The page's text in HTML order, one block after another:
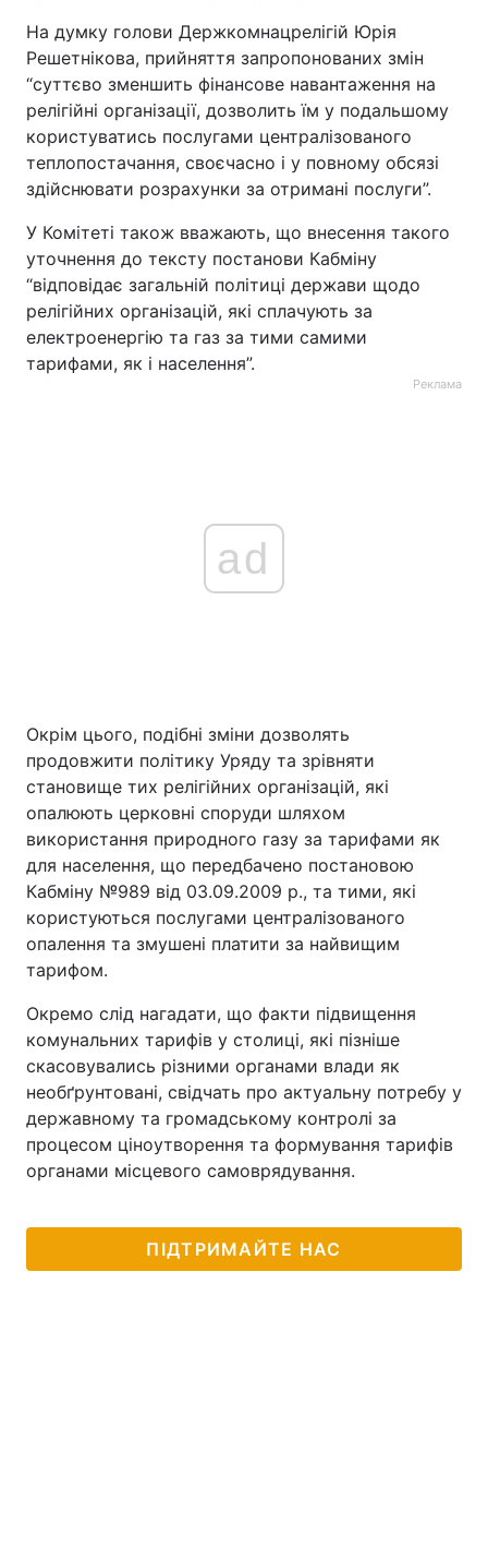
На думку голови Держкомнацрелігій Юрія
Решетнікова, прийняття запропонованих змін
“суттєво зменшить фінансове навантаження на
релігійні організації, дозволить їм у подальшому
користуватись послугами централізованого
теплопостачання, своєчасно і у повному обсязі
здійснювати розрахунки за отримані послуги”.
У Комітеті також вважають, що внесення такого
уточнення до тексту постанови Кабміну
“відповідає загальній політиці держави щодо
релігійних організацій, які сплачують за
електроенергію та газ за тими самими
тарифами, як і населення”.
Реклама
ad
Окрім цього, подібні зміни дозволять
продовжити політику Уряду та зрівняти
становище тих релігійних організацій, які
опалюють церковні споруди шляхом
використання природного газу за тарифами як
для населення, що передбачено постановою
Кабміну №989 від 03.09.2009 р., та тими, які
користуються послугами централізованого
опалення та змушені платити за найвищим
тарифом.
Окремо слід нагадати, що факти підвищення
комунальних тарифів у столиці, які пізніше
скасовувались різними органами влади як
необґрунтовані, свідчать про актуальну потребу у
державному та громадському контролі за
процесом ціноутворення та формування тарифів
органами місцевого самоврядування.
ПІДТРИМАЙТЕ НАС